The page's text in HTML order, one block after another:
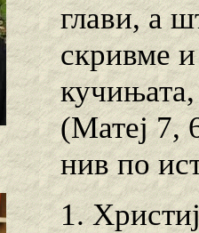
глави, а
скривме
(Матеј 7,
нив по
1.